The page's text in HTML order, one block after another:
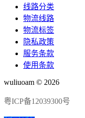
线路分类
物流线路
物流标签
隐私政策
服务条款
使用条款
wuliuoam © 2026
粤ICP备12039300号